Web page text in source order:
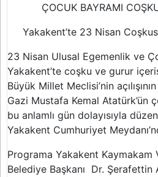
ÇOCUK BAYRAMI
Yakakent’te 23 Nisan
23 Nisan Ulusal Egemenlik ve
Yakakent’te coşku ve gurur
Büyük Millet Meclisi’nin
Gazi Mustafa Kemal Atatürk’ün
bu anlamlı gün dolayısıyla
Yakakent Cumhuriyet
Programa Yakakent Kaymakam
Belediye Başkanı Dr. Şerafettin